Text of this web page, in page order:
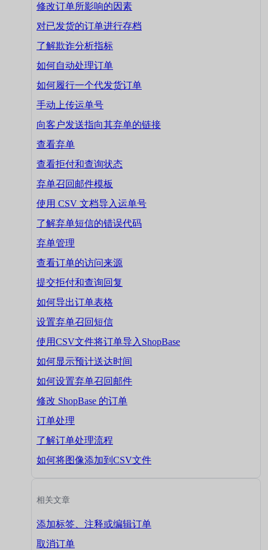
修改订单所影响的因素
对已发货的订单进行存档
了解欺诈分析指标
如何自动处理订单
如何履行一个代发货订单
手动上传运单号
向客户发送指向其弃单的链接
查看弃单
查看拒付和查询状态
弃单召回邮件模板
使用 CSV 文档导入运单号
了解弃单短信的错误代码
弃单管理
查看订单的访问来源
提交拒付和查询回复
如何导出订单表格
设置弃单召回短信
使用CSV文件将订单导入ShopBase
如何显示预计送达时间
如何设置弃单召回邮件
修改 ShopBase 的订单
订单处理
了解订单处理流程
如何将图像添加到CSV文件
相关文章
添加标签、注释或编辑订单
取消订单